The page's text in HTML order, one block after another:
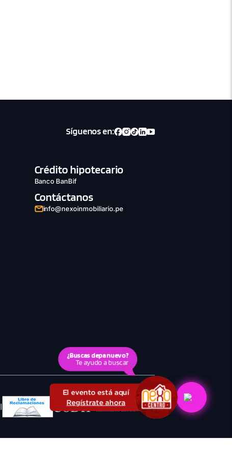
El evento está aquí
Regístrate ahora
Síguenos en:
Crédito hipotecario
Banco BanBif
Contáctanos
info@nexoinmobiliario.pe
|
¿Buscas depa nuevo?
Te ayudo a buscar